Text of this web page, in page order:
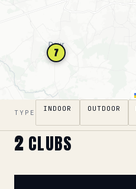
7
TYPE INDOOR OUTDOOR
2CLUBS